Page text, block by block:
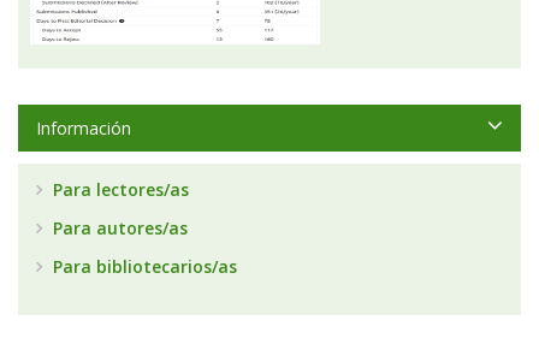
Información
Para lectores/as
Para autores/as
Para bibliotecarios/as